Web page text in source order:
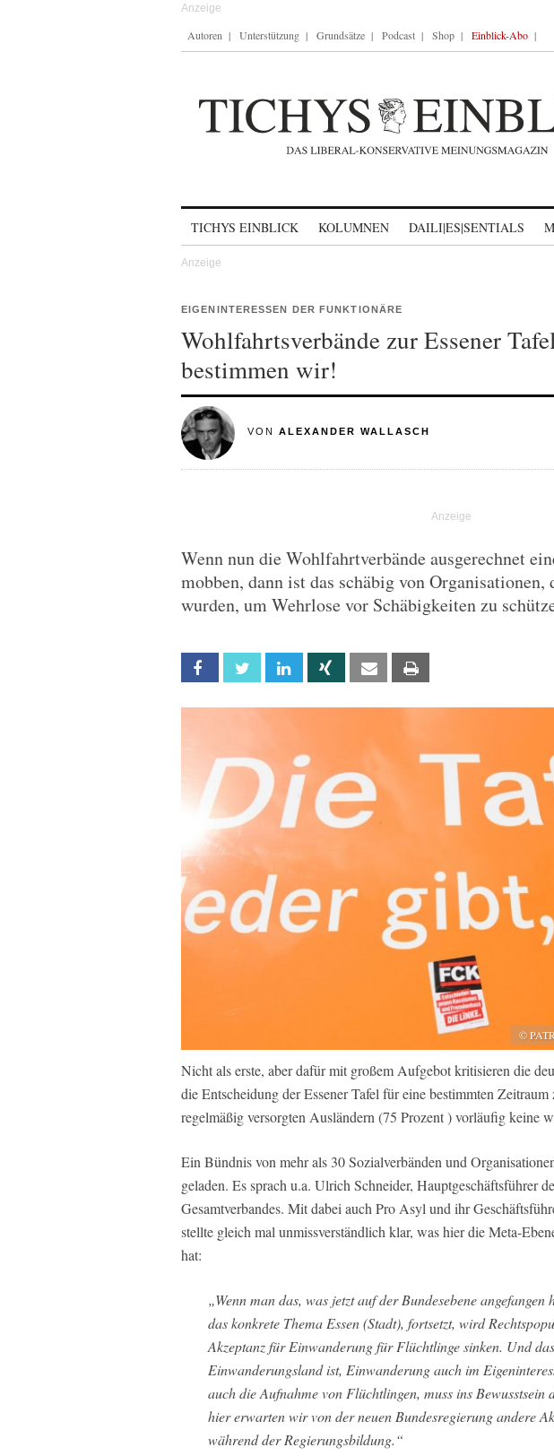
Autoren Unterstützung Grundsätze Podcast Shop Einblick-Abo
TICHYS EINBLICK KOLUMNEN DAILI|ES|SENTIALS
EIGENINTERESSEN DER FUNKTIONÄRE
Wohlfahrtsverbände zur Essener
bestimmen wir!
VON ALEXANDER WALLASCH
Wenn nun die Wohlfahrtverbände ausgerechnet
mobben, dann ist das schäbig von
wurden, um Wehrlose vor Schäbigkeiten zu
Facebook Twitter Linkedin Xing Email
©
Nicht als erste, aber dafür mit großem Aufgebot kritisieren die
die Entscheidung der Essener Tafel für eine bestimmten
regelmäßig versorgten Ausländern (75 Prozent ) vorläufig keine
Ein Bündnis von mehr als 30 Sozialverbänden und
geladen. Es sprach u.a. Ulrich Schneider, Hauptgeschäftsführer
Gesamtverbandes. Mit dabei auch Pro Asyl und ihr
stellte gleich mal unmissverständlich klar, was hier die Meta-
hat:
„Wenn man das, was jetzt auf der Bundesebene
das konkrete Thema Essen (Stadt), fortsetzt, wird
Akzeptanz für Einwanderung für Flüchtlinge sinken. Und
Einwanderungsland ist, Einwanderung auch im
auch die Aufnahme von Flüchtlingen, muss ins Bewusstsein
hier erwarten wir von der neuen Bundesregierung andere
während der Regierungsbildung.“